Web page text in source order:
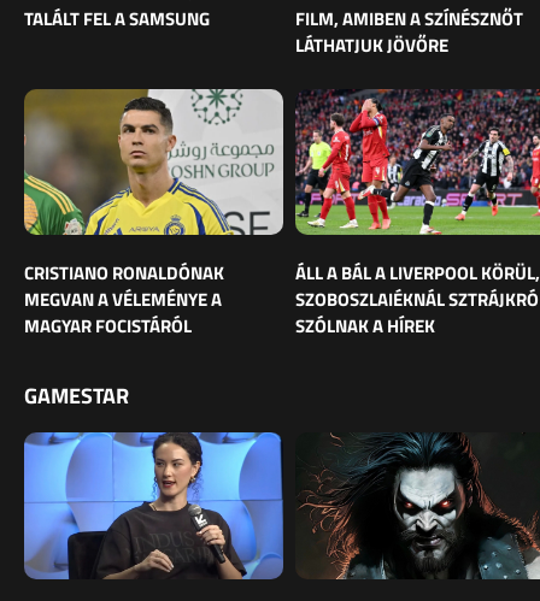
TALÁLT FEL A SAMSUNG
FILM, AMIBEN A SZÍNÉSZNŐT
LÁTHATJUK JÖVŐRE
CRISTIANO RONALDÓNAK
MEGVAN A VÉLEMÉNYE A
MAGYAR FOCISTÁRÓL
ÁLL A BÁL A LIVERPOOL KÖRÜL,
SZOBOSZLAIÉKNÁL
SZÓLNAK A HÍREK
GAMESTAR